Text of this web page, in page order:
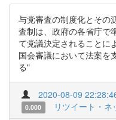
与党審査の制度化とその
査制は、政府の各省庁で
て党議決定されることに
国会審議において法案を
る"
2020-08-09
0.000
リツイート・